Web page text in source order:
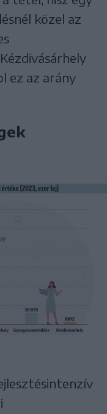
közel az
ez az arány